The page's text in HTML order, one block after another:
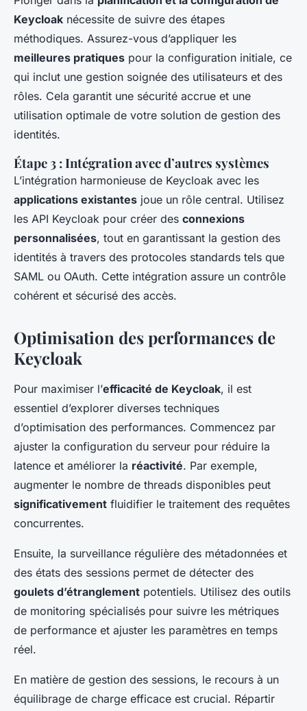
Keycloak nécessite de suivre des étapes
méthodiques. Assurez-vous d’appliquer les
meilleures pratiques pour la configuration initiale, ce
qui inclut une gestion soignée des utilisateurs et des
rôles. Cela garantit une sécurité accrue et une
utilisation optimale de votre solution de gestion des
identités.
Étape 3 : Intégration avec d’autres systèmes
L’intégration harmonieuse de Keycloak avec les
applications existantes joue un rôle central. Utilisez
les API Keycloak pour créer des connexions
personnalisées, tout en garantissant la gestion des
identités à travers des protocoles standards tels que
SAML ou OAuth. Cette intégration assure un contrôle
cohérent et sécurisé des accès.
Optimisation des performances de
Keycloak
Pour maximiser l’efficacité de Keycloak, il est
essentiel d’explorer diverses techniques
d’optimisation des performances. Commencez par
ajuster la configuration du serveur pour réduire la
latence et améliorer la réactivité. Par exemple,
augmenter le nombre de threads disponibles peut
significativement fluidifier le traitement des requêtes
concurrentes.
Ensuite, la surveillance régulière des métadonnées et
des états des sessions permet de détecter des
goulets d’étranglement potentiels. Utilisez des outils
de monitoring spécialisés pour suivre les métriques
de performance et ajuster les paramètres en temps
réel.
En matière de gestion des sessions, le recours à un
équilibrage de charge efficace est crucial. Répartir